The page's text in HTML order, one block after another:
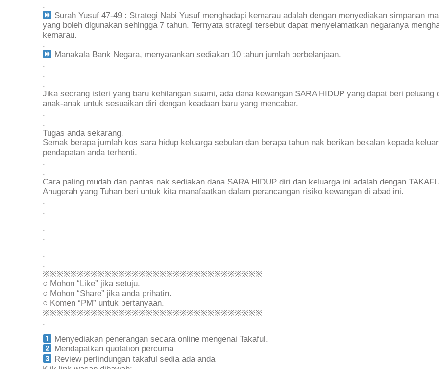
.
Surah Yusuf 47-49 : Strategi Nabi Yusuf menghadapi kemarau adalah dengan menyediakan simpanan
yang boleh digunakan sehingga 7 tahun. Ternyata strategi tersebut dapat menyelamatkan negaranya
kemarau.
.
Manakala Bank Negara, menyarankan sediakan 10 tahun jumlah perbelanjaan.
.
.
.
Jika seorang isteri yang baru kehilangan suami, ada dana kewangan SARA HIDUP yang dapat beri peluang
anak-anak untuk sesuaikan diri dengan keadaan baru yang mencabar.
.
.
Tugas anda sekarang.
Semak berapa jumlah kos sara hidup keluarga sebulan dan berapa tahun nak berikan bekalan kepada
pendapatan anda terhenti.
.
.
Cara paling mudah dan pantas nak sediakan dana SARA HIDUP diri dan keluarga ini adalah dengan
Anugerah yang Tuhan beri untuk kita manafaatkan dalam perancangan risiko kewangan di abad ini.
.
.
.
.
.
.
※※※※※※※※※※※※※※※※※※※※※※※※※※※※※※※※
○ Mohon “Like” jika setuju.
○ Mohon “Share” jika anda prihatin.
○ Komen “PM” untuk pertanyaan.
※※※※※※※※※※※※※※※※※※※※※※※※※※※※※※※※
.
Menyediakan penerangan secara online mengenai Takaful.
Mendapatkan quotation percuma
Review perlindungan takaful sedia ada anda